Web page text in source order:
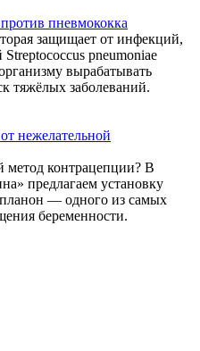
пневмококка
защищает от инфекций,
pneumoniae
вырабатывать
тяжёлых заболеваний.
нежелательной
контрацепции? В
предлагаем установку
— одного из самых
беременности.